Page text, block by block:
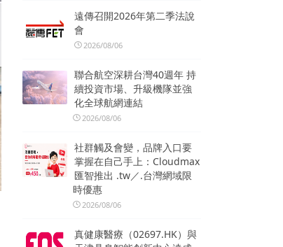
遠傳召開2026年第二季法說
會
2026/08/06
聯合航空深耕台灣40週年 持
續投資市場、升級機隊並強
化全球航網連結
2026/08/06
社群觸及會變，品牌入口要
掌握在自己手上：Cloudmax
匯智推出 .tw／.台灣網域限
時優惠
2026/08/06
真健康醫療（02697.HK）與